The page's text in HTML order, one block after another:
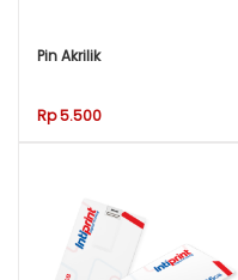
Pin Akrilik
Rp 5.500